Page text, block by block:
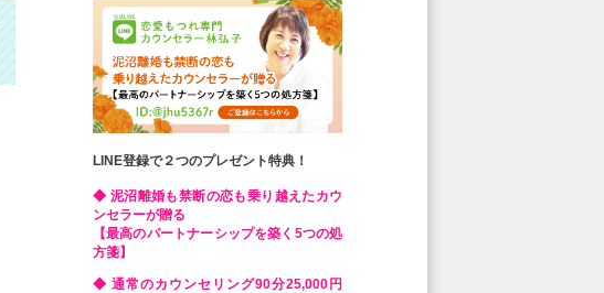
LINE登録で２つのプレゼント特典！
◆ 泥沼離婚も禁断の恋も乗り越えたカウ
ンセラーが贈る
【最高のパートナーシップを築く5つの処
方箋】
◆ 通常のカウンセリング90分25,000円